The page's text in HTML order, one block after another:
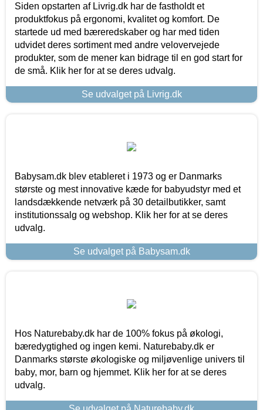
Siden opstarten af Livrig.dk har de fastholdt et
produktfokus på ergonomi, kvalitet og komfort. De
startede ud med bæreredskaber og har med tiden
udvidet deres sortiment med andre velovervejede
produkter, som de mener kan bidrage til en god start for
de små. Klik her for at se deres udvalg.
Se udvalget på Livrig.dk
Babysam.dk blev etableret i 1973 og er Danmarks
største og mest innovative kæde for babyudstyr med et
landsdækkende netværk på 30 detailbutikker, samt
institutionssalg og webshop. Klik her for at se deres
udvalg.
Se udvalget på Babysam.dk
Hos Naturebaby.dk har de 100% fokus på økologi,
bæredygtighed og ingen kemi. Naturebaby.dk er
Danmarks største økologiske og miljøvenlige univers til
baby, mor, barn og hjemmet. Klik her for at se deres
udvalg.